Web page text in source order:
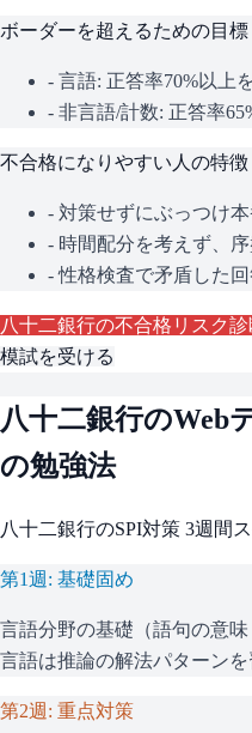
ボーダーを超えるための目標
- 言語: 正答率70%以上
- 非言語/計数: 正答率
不合格になりやすい人の特徴
- 対策せずにぶっつけ
- 時間配分を考えず、
- 性格検査で矛盾した
八十二銀行の不合格リスク
模試を受ける
八十二銀行のWeb
の勉強法
八十二銀行のSPI対策 3週間
第1週: 基礎固め
言語分野の基礎（語句の意
言語は推論の解法パターンを
第2週: 重点対策